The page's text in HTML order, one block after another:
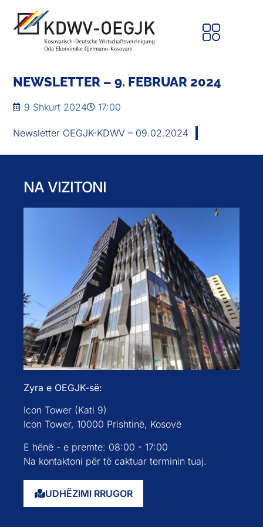
NEWSLETTER – 9. FEBRUAR 2024
9 Shkurt 2024 17:00
Newsletter OEGJK-KDWV – 09.02.2024
NA VIZITONI
Zyra e OEGJK-së:
Icon Tower (Kati 9)
Icon Tower, 10000 Prishtinë, Kosovë
E hënë - e premte: 08:00 - 17:00
Na kontaktoni për të caktuar terminin tuaj.
UDHËZIMI RRUGOR